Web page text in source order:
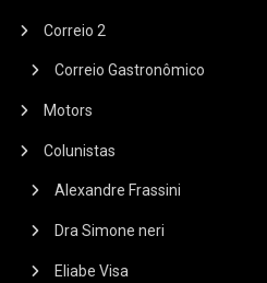
Correio 2
Correio Gastronômico
Motors
Colunistas
Alexandre Frassini
Dra Simone neri
Eliabe Visa